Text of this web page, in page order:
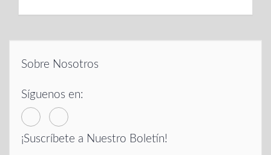
Sobre Nosotros
Síguenos en:
¡Suscríbete a Nuestro Boletín!